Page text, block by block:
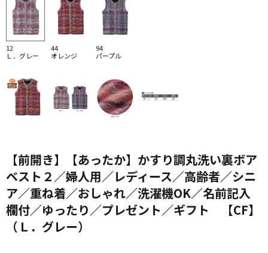
12
Ｌ．グレー
44
オレンジ
94
パープル
【前開き】【あったか】かすり調丸洗い裏ボア
ベスト２／婦人用／レディース／高齢者／シニ
ア／重ね着／おしゃれ／洗濯機OK／名前記入
欄付／ゆったり／プレゼント／ギフト 【CF】
（Ｌ．グレー）